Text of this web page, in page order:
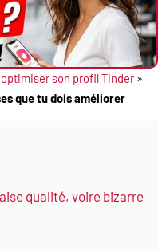
son profil Tinder »
que tu dois améliorer
qualité, voire bizarre